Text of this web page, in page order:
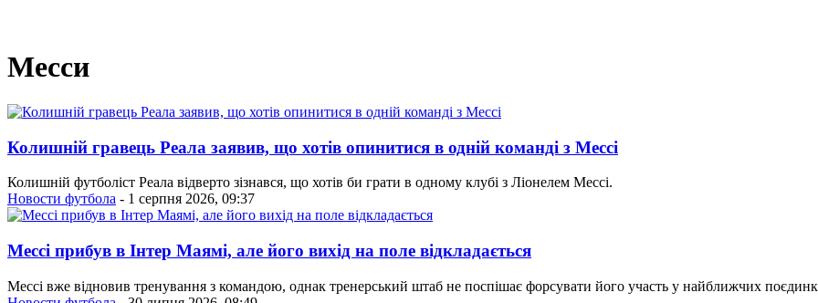
Месси
Колишній гравець Реала заявив, що хотів опинитися в одній команді з Мессі
Колишній футболіст Реала відверто зізнався, що хотів би грати в одному клубі з Ліонелем Мессі.
Новости футбола - 1 серпня 2026, 09:37
Мессі прибув в Інтер Маямі, але його вихід на поле відкладається
Мессі вже відновив тренування з командою, однак тренерський штаб не поспішає форсувати його участь у найближчих